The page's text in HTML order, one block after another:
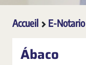
Accueil E-Notario
Ábaco